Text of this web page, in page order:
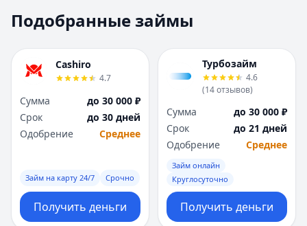
Набережные Челны
Нижний Новгород
Новокузнецк
Новосибирск
Оренбург
П
Пенза
Пермь
Р
Набережные
Нижний Новгород
Новокузнецк
Новосибирск
Оренбург
П
Пенза
Пермь
Р
Подобранные займы
Cashiro
4.7
Сумма
до 30 000 ₽
Срок
до 30 дней
Одобрение
Среднее
Займ на карту 24/7 Срочно
Получить деньги
Турбозайм
4.6
(14отзывов)
Сумма
до 30 000 ₽
Срок
до 21 дней
Одобрение
Среднее
Займ онлайн
Круглосуточно
Получить деньги